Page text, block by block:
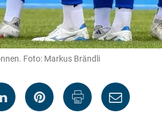
Foto: Markus Brändli